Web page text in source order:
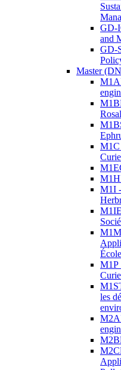
GD-
and
GD-
Master
M1C
M1I
M1P
les